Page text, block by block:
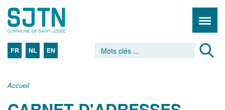
FR NL EN
Accueil